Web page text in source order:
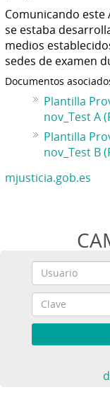
Comunicando este
se estaba
medios
sedes de examen
Documentos
Plantilla
nov_Test A
Plantilla
nov_Test B
mjusticia.gob.es